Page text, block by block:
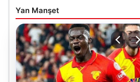
Yan Manşet